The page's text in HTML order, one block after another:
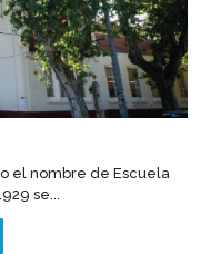
el nombre de Escuela
se...